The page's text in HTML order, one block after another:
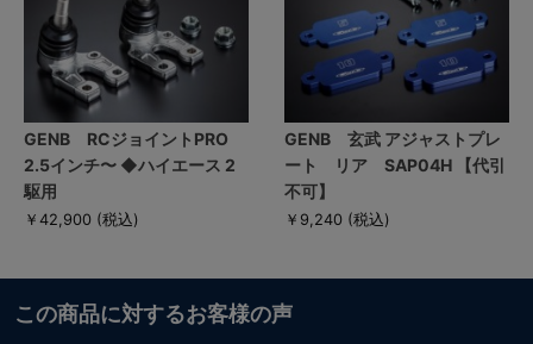
GENB RCジョイントPRO
2.5インチ〜 ◆ハイエース 2
駆用
￥42,900 (税込)
GENB 玄武 アジャストプレ
ート リア SAP04H 【代引
不可】
￥9,240 (税込)
この商品に対するお客様の声